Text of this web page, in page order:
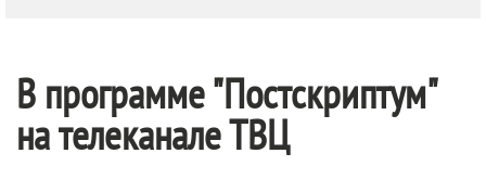
В программе "Постскриптум"
на телеканале ТВЦ